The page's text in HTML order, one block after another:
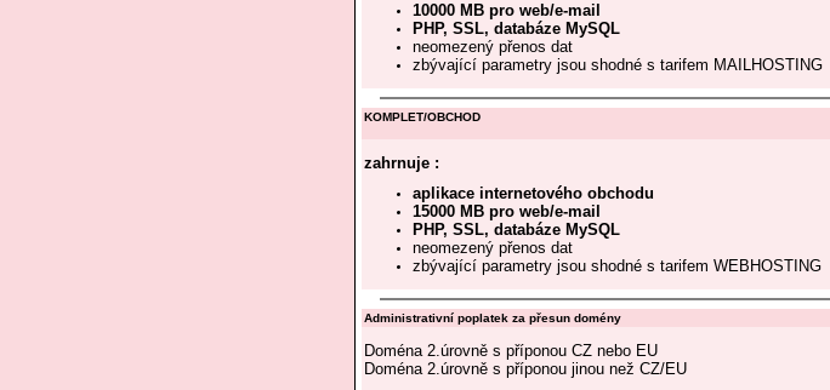
10000 MB pro web/e-mail
PHP, SSL, databáze MySQL
neomezený přenos dat
zbývající parametry jsou shodné s tarifem MAILHOSTING
KOMPLET/OBCHOD
zahrnuje :
aplikace internetového obchodu
15000 MB pro web/e-mail
PHP, SSL, databáze MySQL
neomezený přenos dat
zbývající parametry jsou shodné s tarifem WEBHOSTING
Administrativní poplatek za přesun domény
Doména 2.úrovně s příponou CZ nebo EU
Doména 2.úrovně s příponou jinou než CZ/EU